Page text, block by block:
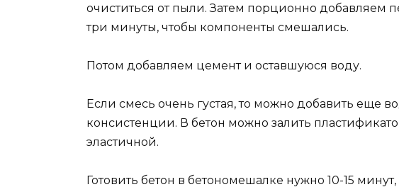
очиститься от пыли. Затем порционно добавляем
три минуты, чтобы компоненты смешались.
Потом добавляем цемент и оставшуюся воду.
Если смесь очень густая, то можно добавить еще
консистенции. В бетон можно залить
эластичной.
Готовить бетон в бетономешалке нужно 10-15